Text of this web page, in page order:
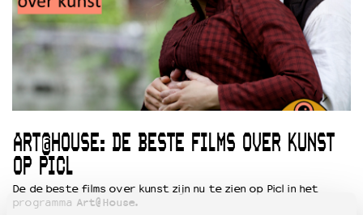
PLAN JE BEZOEK
Openingstijden & contact
Bereikbaarheid
Kaartverkoop
EDUCATIE
Schoolvoorstellingen
Filmprogramma’s Primair Onderwijs
Filmprogramma’s VO/MBO
ART@HOUSE: DE BESTE FILMS OVER KUNST
OP PICL
De de beste films over kunst zijn nu te zien op Picl in het
programma Art@House.